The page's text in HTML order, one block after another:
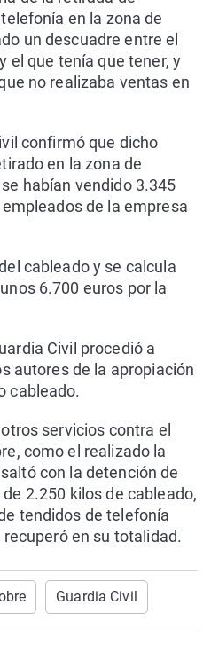
en la zona de
un descuadre entre el
el que tenía que tener, y
no realizaba ventas en
confirmó que dicho
en la zona de
habían vendido 3.345
de la empresa
cableado y se calcula
6.700 euros por la
Civil procedió a
autores de la apropiación
cableado.
servicios contra el
como el realizado la
con la detención de
2.250 kilos de cableado,
tendidos de telefonía
en su totalidad.
Guardia Civil